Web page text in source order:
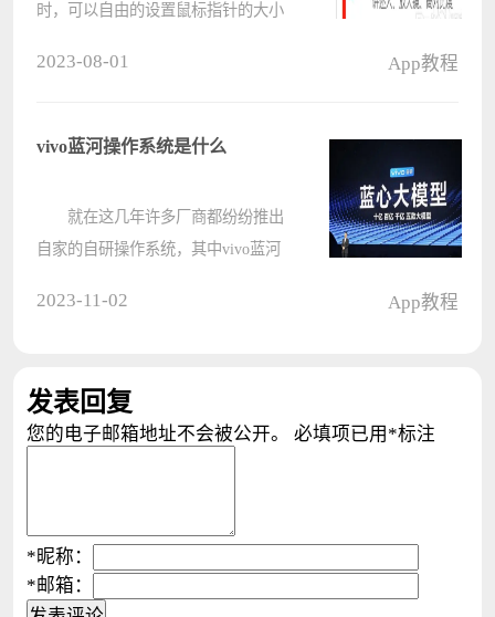
时，可以自由的设置鼠标指针的大小
yoga27一体机如何更改鼠标指针大小
2023-08-01 App教程
vivo蓝河操作系统是什么
就在这几年许多厂商都纷纷推出
自家的自研操作系统，其中vivo蓝河
v????
2023-11-02 App教程
发表回复
您的电子邮箱地址不会被公开。 必填项已用 *标注
*昵称：
*邮箱：